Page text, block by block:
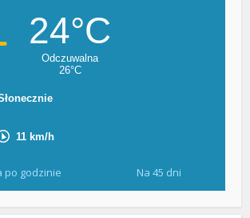
po godzinie Na 45 dni